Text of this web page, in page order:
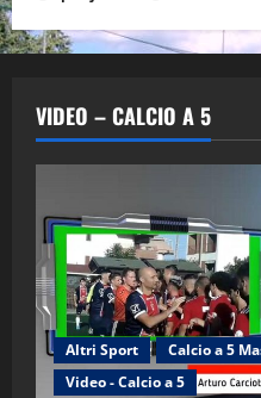
VIDEO – CALCIO A 5
Altri Sport Calcio a 5
Video - Calcio a 5